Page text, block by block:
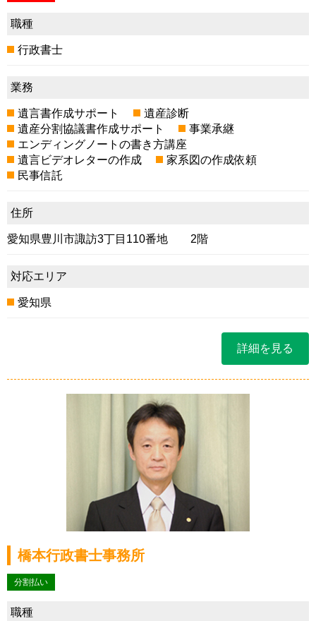
職種
行政書士
業務
遺言書作成サポート
遺産診断
遺産分割協議書作成サポート
事業承継
エンディングノートの書き方講座
遺言ビデオレターの作成
家系図の作成依頼
民事信託
住所
愛知県豊川市諏訪3丁目110番地 2階
対応エリア
愛知県
詳細を見る
橋本行政書士事務所
分割払い
職種